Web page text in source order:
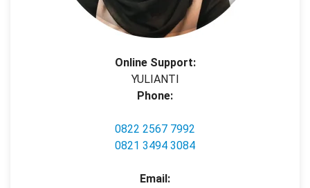
Online Support:
YULIANTI
Phone:
0822 2567 7992
0821 3494 3084
Email: